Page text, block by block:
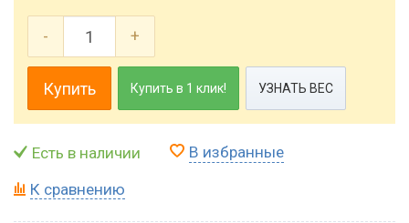
- +
Купить Купить в 1 клик! УЗНАТЬ ВЕС
Есть в наличии В избранные
К сравнению